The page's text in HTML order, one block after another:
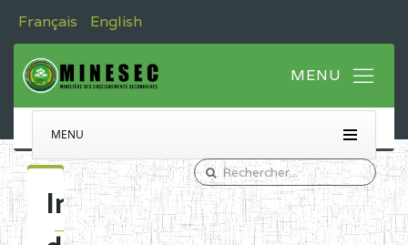
Français English
MENU
Immatriculation